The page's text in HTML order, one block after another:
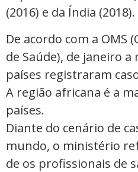
(2016) e da Índia (2018).
De acordo com a OMS
de Saúde), de janeiro a
países registraram
A região africana é a
países.
Diante do cenário de
mundo, o ministério
de os profissionais de